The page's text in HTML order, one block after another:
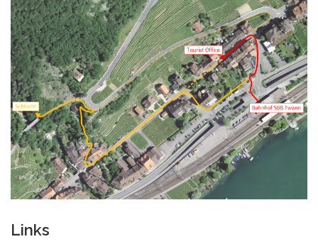
Links